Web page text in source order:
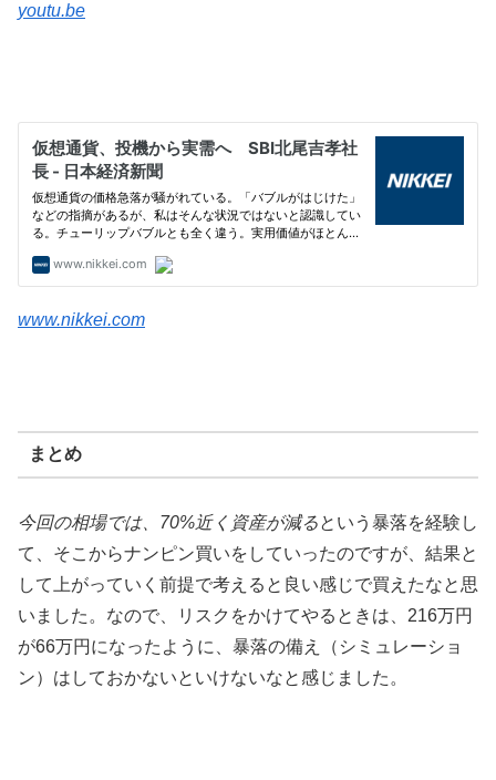
youtu.be
www.nikkei.com
まとめ
今回の相場では、70%近く資産が減るという暴落を経験し
て、そこからナンピン買いをしていったのですが、結果と
して上がっていく前提で考えると良い感じで買えたなと思
いました。なので、リスクをかけてやるときは、216万円
が66万円になったように、暴落の備え（シミュレーショ
ン）はしておかないといけないなと感じました。